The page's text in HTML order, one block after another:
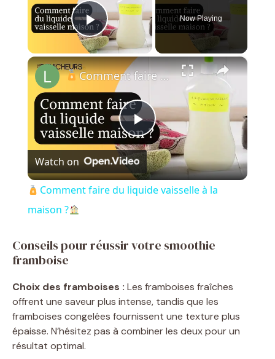
Play Video
Now Playing
×
P
l
y
V
i
Comment faire du liquide vaisselle à la maison ?
Watch on
Comment faire du liquide vaisselle à la
maison ?
Conseils pour réussir votre smoothie
framboise
Choix des framboises : Les framboises fraîches
offrent une saveur plus intense, tandis que les
framboises congelées fournissent une texture plus
épaisse. N’hésitez pas à combiner les deux pour un
résultat optimal.